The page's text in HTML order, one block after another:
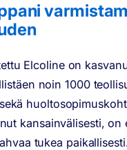
Elcoline on
noin 1000
kansainvälisesti, on
tukea